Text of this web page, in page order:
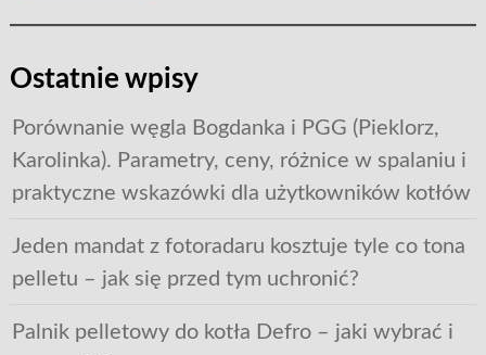
Ostatnie wpisy
Porównanie węgla Bogdanka i PGG (Pieklorz,
Karolinka). Parametry, ceny, różnice w spalaniu i
praktyczne wskazówki dla użytkowników kotłów
Jeden mandat z fotoradaru kosztuje tyle co tona
pelletu – jak się przed tym uchronić?
Palnik pelletowy do kotła Defro – jaki wybrać i